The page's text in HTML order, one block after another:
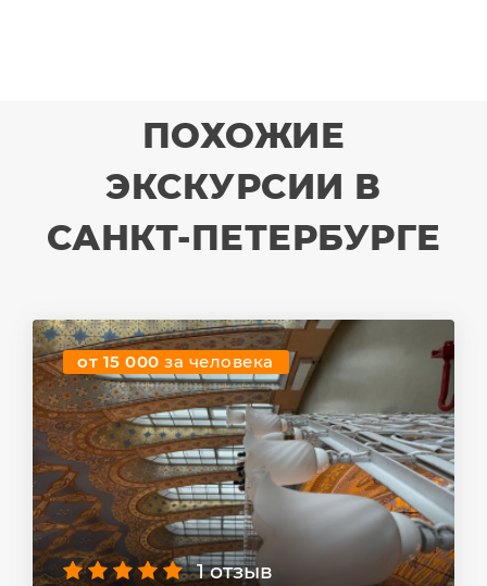
ПОХОЖИЕ
ЭКСКУРСИИ В
САНКТ-ПЕТЕРБУРГЕ
от 15 000за человека
1 отзыв